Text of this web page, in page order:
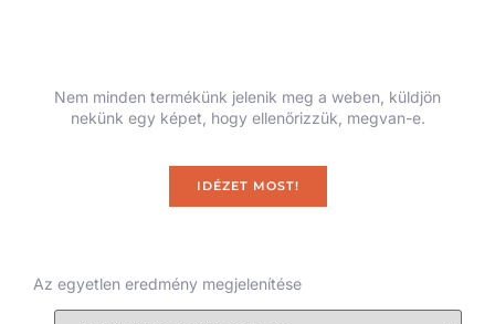
Nem minden termékünk jelenik meg a weben, küldjön
nekünk egy képet, hogy ellenőrizzük, megvan-e.
IDÉZET MOST!
Az egyetlen eredmény megjelenítése